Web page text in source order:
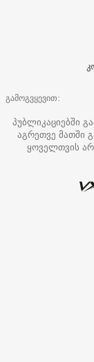
გამოგვყევით:
პუბლიკაციებში
აგრეთვე მათში
ყოველთვის არ